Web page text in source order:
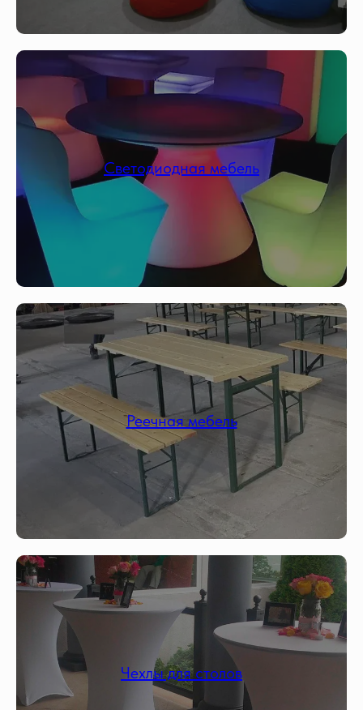
Светодиодная мебель
Реечная мебель
Чехлы для столов